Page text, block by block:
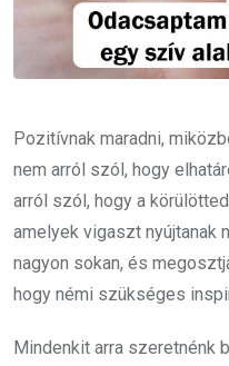
Pozitívnak maradni,
nem arról szól, hogy
arról szól, hogy a
amelyek vigaszt nyújtanak
nagyon sokan, és
hogy némi szükséges
Mindenkit arra szeretnénk